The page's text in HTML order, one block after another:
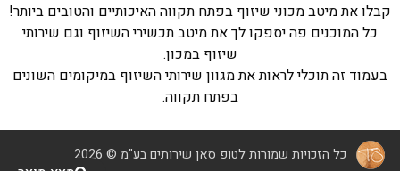
קבלו את מיטב מכוני שיזוף בפתח תקווה האיכותיים והטובים ביותר!
כל המוכנים פה יספקו לך את מיטב תכשירי השיזוף וגם שירותי
שיזוף במכון.
בעמוד זה תוכלי לראות את מגוון שירותי השיזוף במיקומים השונים
בפתח תקווה.
כל הזכויות שמורות לטופ סאן שירותים בע"מ © 2026